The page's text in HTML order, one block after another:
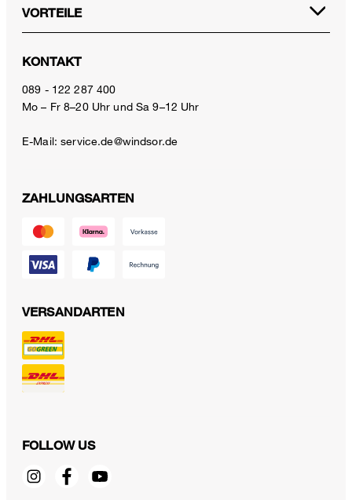
VORTEILE
KONTAKT
089 - 122 287 400
Mo – Fr 8–20 Uhr und Sa 9–12 Uhr
E-Mail:service.de@windsor.de
ZAHLUNGSARTEN
VERSANDARTEN
FOLLOW US